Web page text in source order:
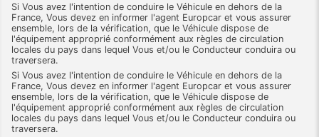
Si Vous avez l'intention de conduire le Véhicule en dehors de la
France, Vous devez en informer l'agent Europcar et vous assurer
ensemble, lors de la vérification, que le Véhicule dispose de
l'équipement approprié conformément aux règles de circulation
locales du pays dans lequel Vous et/ou le Conducteur conduira ou
traversera.
Si Vous avez l'intention de conduire le Véhicule en dehors de la
France, Vous devez en informer l'agent Europcar et vous assurer
ensemble, lors de la vérification, que le Véhicule dispose de
l'équipement approprié conformément aux règles de circulation
locales du pays dans lequel Vous et/ou le Conducteur conduira ou
traversera.